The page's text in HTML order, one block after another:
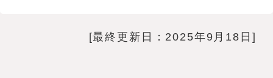
[最終更新日：2025年9月18日]